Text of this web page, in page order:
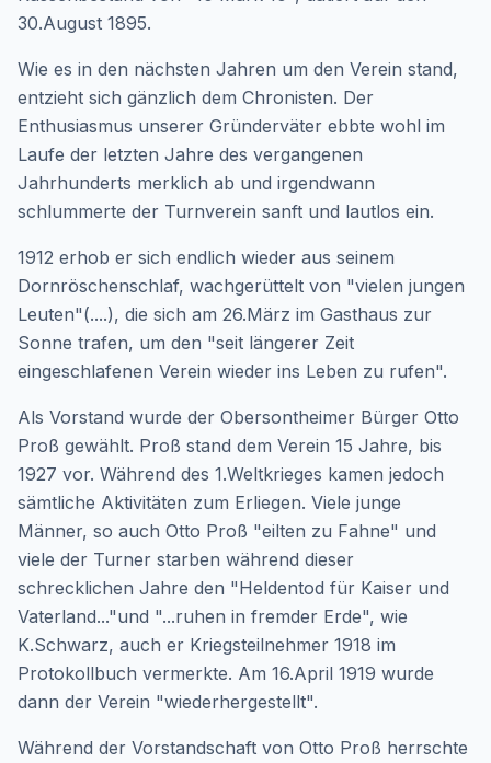
30.August 1895.
Wie es in den nächsten Jahren um den Verein stand,
entzieht sich gänzlich dem Chronisten. Der
Enthusiasmus unserer Gründerväter ebbte wohl im
Laufe der letzten Jahre des vergangenen
Jahrhunderts merklich ab und irgendwann
schlummerte der Turnverein sanft und lautlos ein.
1912 erhob er sich endlich wieder aus seinem
Dornröschenschlaf, wachgerüttelt von "vielen jungen
Leuten"(....), die sich am 26.März im Gasthaus zur
Sonne trafen, um den "seit längerer Zeit
eingeschlafenen Verein wieder ins Leben zu rufen".
Als Vorstand wurde der Obersontheimer Bürger Otto
Proß gewählt. Proß stand dem Verein 15 Jahre, bis
1927 vor. Während des 1.Weltkrieges kamen jedoch
sämtliche Aktivitäten zum Erliegen. Viele junge
Männer, so auch Otto Proß "eilten zu Fahne" und
viele der Turner starben während dieser
schrecklichen Jahre den "Heldentod für Kaiser und
Vaterland..."und "...ruhen in fremder Erde", wie
K.Schwarz, auch er Kriegsteilnehmer 1918 im
Protokollbuch vermerkte. Am 16.April 1919 wurde
dann der Verein "wiederhergestellt".
Während der Vorstandschaft von Otto Proß herrschte